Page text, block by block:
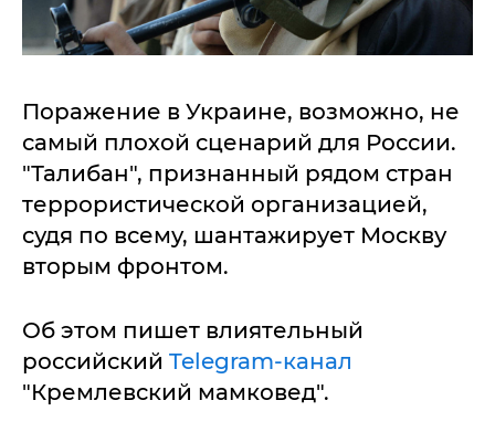
Поражение в Украине, возможно, не
самый плохой сценарий для России.
"Талибан", признанный рядом стран
террористической организацией,
судя по всему, шантажирует Москву
вторым фронтом.
Об этом пишет влиятельный
российский Telegram-канал
"Кремлевский мамковед".